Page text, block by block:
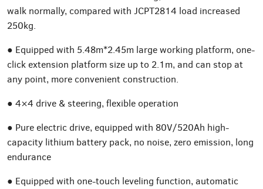
walk normally, compared with JCPT2814 load increased
250kg.
● Equipped with 5.48m*2.45m large working platform, one-
click extension platform size up to 2.1m, and can stop at
any point, more convenient construction.
● 4×4 drive & steering, flexible operation
● Pure electric drive, equipped with 80V/520Ah high-
capacity lithium battery pack, no noise, zero emission, long
endurance
● Equipped with one-touch leveling function, automatic